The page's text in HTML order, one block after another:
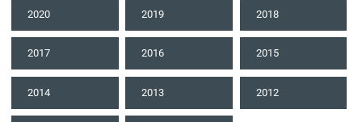
2020 2019 2018
2017 2016 2015
2014 2013 2012